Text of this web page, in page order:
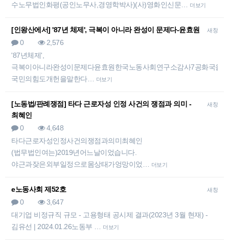
수노무법인화평(공인노무사,경영학박사)(사)영화인신문…
더보기
새창
[인왕산에서] '87년 체제', 극복이 아니라 완성이 문제다-윤효원
0
2,576
'87년체제',
극복이아니라완성이문제다윤효원한국노동사회연구소감사7공화국을
국민의힘도개헌을말한다…
더보기
새창
[노동법/판례쟁점] 타다 근로자성 인정 사건의 쟁점과 의미 -
최혜인
0
4,648
타다근로자성인정사건의쟁점과의미최혜인
(법무법인여는)2019년어느날이었습니다.
야근과잦은외부일정으로몸상태가엉망이었…
더보기
새창
e노동사회 제52호
0
3,647
대기업 비정규직 규모 - 고용형태 공시제 결과(2023년 3월 현재) -
김유선 | 2024.01.26노동부 …
더보기